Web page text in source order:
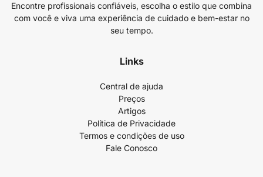
Encontre profissionais confiáveis, escolha o estilo que combina
com você e viva uma experiência de cuidado e bem-estar no
seu tempo.
Links
Central de ajuda
Preços
Artigos
Política de Privacidade
Termos e condições de uso
Fale Conosco